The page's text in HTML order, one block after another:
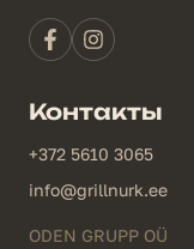
Контакты
+372 5610 3065
info@grillnurk.ee
ODEN GRUPP OÜ